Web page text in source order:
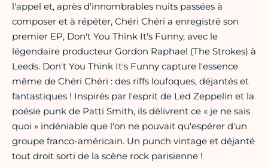
l'appel et, après d'innombrables nuits passées à
composer et à répéter, Chéri Chéri a enregistré son
premier EP, Don't You Think It's Funny, avec le
légendaire producteur Gordon Raphael (The Strokes) à
Leeds. Don't You Think It's Funny capture l'essence
même de Chéri Chéri : des riffs loufoques, déjantés et
fantastiques ! Inspirés par l'esprit de Led Zeppelin et la
poésie punk de Patti Smith, ils délivrent ce « je ne sais
quoi » indéniable que l'on ne pouvait qu'espérer d'un
groupe franco-américain. Un punch vintage et déjanté
tout droit sorti de la scène rock parisienne !